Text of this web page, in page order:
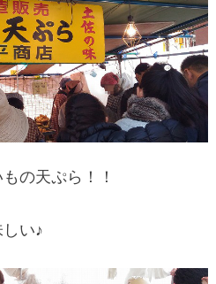
の天ぷら！！
い♪